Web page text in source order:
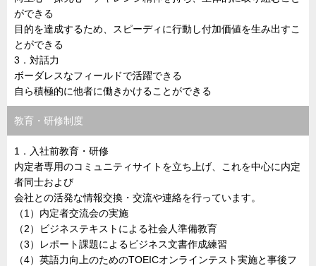
ができる
目的を達成するため、スピーディに行動し付加価値を生み出すこ
とができる
3．対話力
ボーダレスなフィールドで活躍できる
自ら積極的に他者に働きかけることができる
教育・研修制度
1．入社前教育・研修
内定者専用のコミュニティサイトを立ち上げ、これを中心に内定
者同士および
会社との活発な情報交換・交流や連絡を行っています。
（1）内定者交流会の実施
（2）ビジネステキストによる社会人準備教育
（3）レポート課題によるビジネス文書作成練習
（4）英語力向上のためのTOEICオンラインテスト実施と事後フ